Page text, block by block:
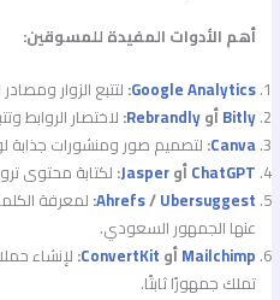
أهم الأدوات المفيدة للمسوقين:
Google Analytics
: لتتبع الزوار
BitlyأوRebrandly
: لاختصار الروابط
Canva
: لتصميم صور ومنشورات جذابة
ChatGPTأوJasper
: لكتابة محتوى
Ahrefs/Ubersuggest
: لمعرفة
عنها الجمهور السعودي.
Mailchimpأو ConvertKit
: لإنشاء
تملك جمهورًا ثابتًا.